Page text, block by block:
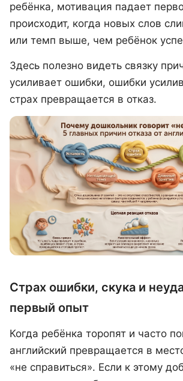
ребёнка, мотивация падает
происходит, когда новых слов
или темп выше, чем ребёнок
Здесь полезно видеть связку
усиливает ошибки, ошибки
страх превращается в отказ.
Страх ошибки, скука и
первый опыт
Когда ребёнка торопят и часто
английский превращается в
«не справиться». Если к этому